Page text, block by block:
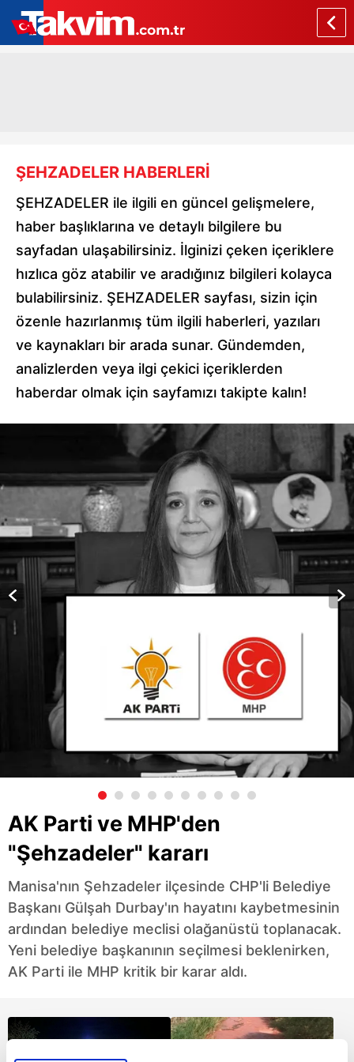
ŞEHZADELER HABERLERİ
ŞEHZADELER ile ilgili en güncel gelişmelere,
haber başlıklarına ve detaylı bilgilere bu
sayfadan ulaşabilirsiniz. İlginizi çeken içeriklere
hızlıca göz atabilir ve aradığınız bilgileri kolayca
bulabilirsiniz. ŞEHZADELER sayfası, sizin için
özenle hazırlanmış tüm ilgili haberleri, yazıları
ve kaynakları bir arada sunar. Gündemden,
analizlerden veya ilgi çekici içeriklerden
haberdar olmak için sayfamızı takipte kalın!
AK Parti ve MHP'den
"Şehzadeler" kararı
Manisa'nın Şehzadeler ilçesinde CHP'li Belediye
Başkanı Gülşah Durbay'ın hayatını kaybetmesinin
ardından belediye meclisi olağanüstü toplanacak.
Yeni belediye başkanının seçilmesi beklenirken,
AK Parti ile MHP kritik bir karar aldı.